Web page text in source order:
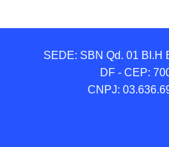
SEDE: SBN Qd. 01 BI.H
DF - CEP:
CNPJ: